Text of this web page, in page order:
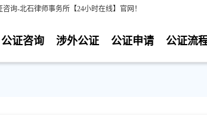
询-北石律师事务所【24小时在线】官网！
公证流
公证申请
涉外公证
公证咨询